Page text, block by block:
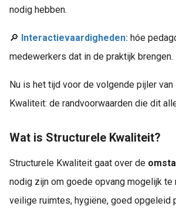
nodig hebben.
🔎 Interactievaardigheden: hóe
medewerkers dat in de praktijk brengen.
Nu is het tijd voor de volgende pijler
Kwaliteit: de randvoorwaarden die dit
Wat is Structurele Kwaliteit?
Structurele Kwaliteit gaat over de
nodig zijn om goede opvang mogelijk te
veilige ruimtes, hygiëne, goed opgeleid